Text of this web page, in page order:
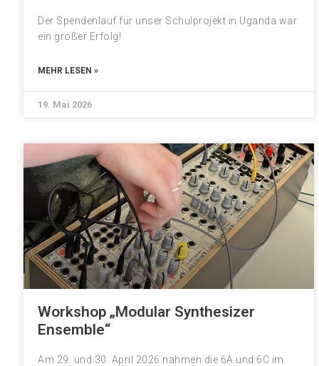
Der Spendenlauf für unser Schulprojekt in Uganda war
ein großer Erfolg!
MEHR LESEN »
19. Mai 2026
Workshop „Modular Synthesizer
Ensemble“
Am 29. und 30. April 2026 nahmen die 6A und 6C im